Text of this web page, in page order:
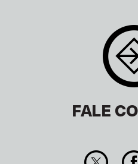
FALE